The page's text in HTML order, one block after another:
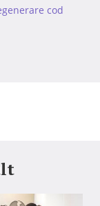
cod